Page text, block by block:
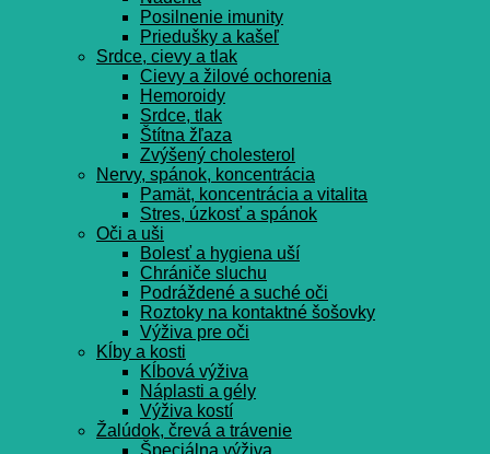
Posilnenie imunity
Priedušky a kašeľ
Srdce, cievy a tlak
Cievy a žilové ochorenia
Hemoroidy
Srdce, tlak
Štítna žľaza
Zvýšený cholesterol
Nervy, spánok, koncentrácia
Pamät, koncentrácia a vitalita
Stres, úzkosť a spánok
Oči a uši
Bolesť a hygiena uší
Chrániče sluchu
Podráždené a suché oči
Roztoky na kontaktné šošovky
Výživa pre oči
Kĺby a kosti
Kĺbová výživa
Náplasti a gély
Výživa kostí
Žalúdok, črevá a trávenie